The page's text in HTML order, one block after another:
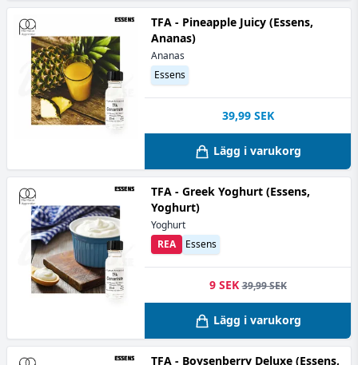
TFA - Pineapple Juicy (Essens,
Ananas)
Ananas
Essens
39,99 SEK
Lägg i varukorg
TFA - Greek Yoghurt (Essens,
Yoghurt)
Yoghurt
Essens
REA
9 SEK 39,99 SEK
Lägg i varukorg
TFA - Boysenberry Deluxe (Essens,